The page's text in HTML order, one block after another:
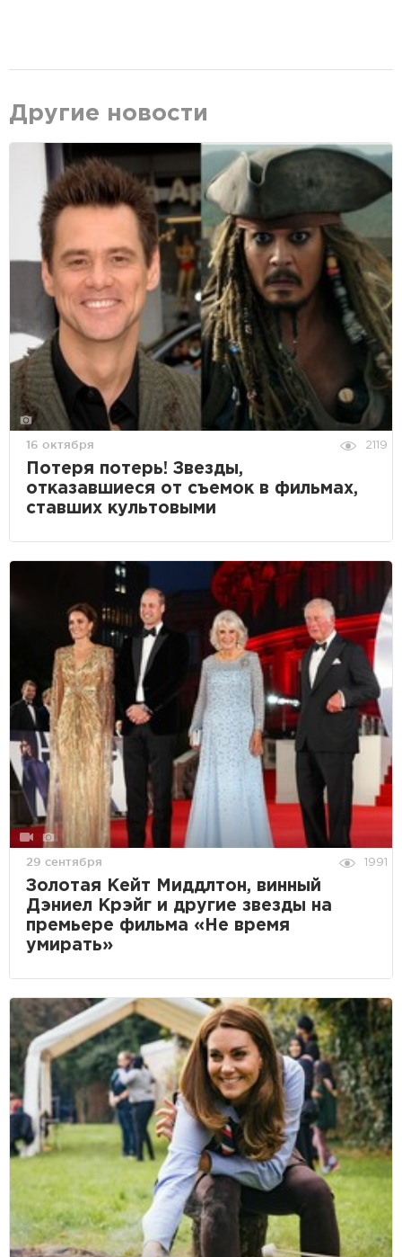
Другие новости
16 октября 2119
Потеря потерь! Звезды,
отказавшиеся от съемок в фильмах,
ставших культовыми
29 сентября 1991
Золотая Кейт Миддлтон, винный
Дэниел Крэйг и другие звезды на
премьере фильма «Не время
умирать»